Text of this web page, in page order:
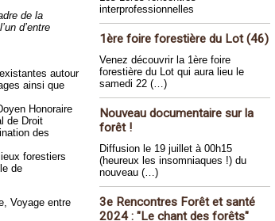
de la
d’entre
autour
ainsi que
Honoraire
de Droit
des
forestiers
de
Voyage entre
interprofessionnelles
1ère foire forestière du Lot (46)
Venez découvrir la 1ère foire
forestière du Lot qui aura lieu le
samedi 22 (…)
Nouveau documentaire sur la
forêt !
Diffusion le 19 juillet à 00h15
(heureux les insomniaques !) du
nouveau (…)
3e Rencontres Forêt et santé
2024 : "Le chant des forêts"